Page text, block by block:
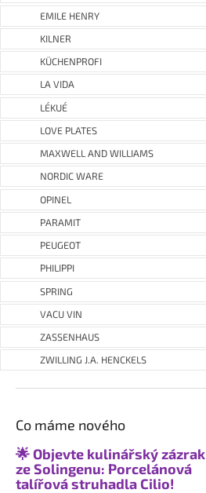
EMILE HENRY
KILNER
KÜCHENPROFI
LA VIDA
LÉKUÉ
LOVE PLATES
MAXWELL AND WILLIAMS
NORDIC WARE
OPINEL
PARAMIT
PEUGEOT
PHILIPPI
SPRING
VACU VIN
ZASSENHAUS
ZWILLING J.A. HENCKELS
Co máme nového
🌟 Objevte kulinářský zázrak
ze Solingenu: Porcelánová
talířová struhadla Cilio!